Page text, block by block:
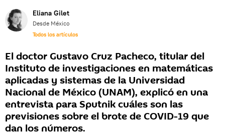
Eliana Gilet
Desde México
Todos los artículos
El doctor Gustavo Cruz Pacheco, titular del
Instituto de investigaciones en matemáticas
aplicadas y sistemas de la Universidad
Nacional de México (UNAM), explicó en una
entrevista para Sputnik cuáles son las
previsiones sobre el brote de COVID-19 que
dan los números.